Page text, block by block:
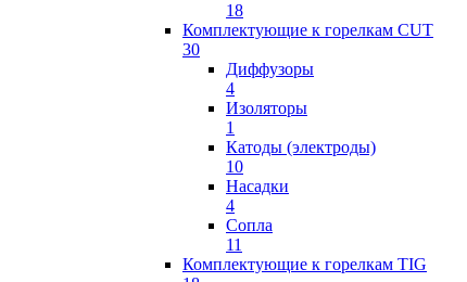
18
Комплектующие к горелкам CUT
30
Диффузоры
4
Изоляторы
1
Катоды (электроды)
10
Насадки
4
Сопла
11
Комплектующие к горелкам TIG